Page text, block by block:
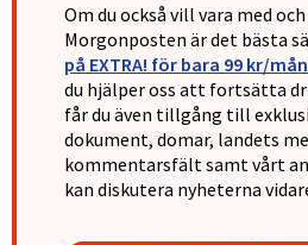
Om du också vill vara med
Morgonposten är det bästa
på EXTRA! för bara 99 kr/
du hjälper oss att fortsätta
får du även tillgång till
dokument, domar, landets
kommentarsfält samt vårt
kan diskutera nyheterna